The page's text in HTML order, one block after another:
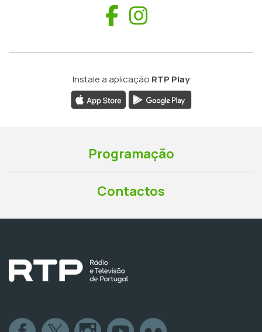
Facebook
Instale a aplicação RTP Play
Programação
Contactos